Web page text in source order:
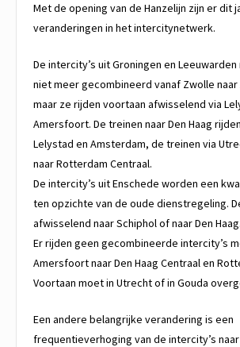
Met de opening van de Hanzelijn zijn er dit
veranderingen in het intercitynetwerk.
De intercity’s uit Groningen en
niet meer gecombineerd vanaf Zwolle
maar ze rijden voortaan afwisselend via
Amersfoort. De treinen naar Den Haag
Lelystad en Amsterdam, de treinen via
naar Rotterdam Centraal.
De intercity’s uit Enschede worden een
ten opzichte van de oude dienstregeling.
afwisselend naar Schiphol of naar Den Haag.
Er rijden geen gecombineerde intercity’s
Amersfoort naar Den Haag Centraal en
Voortaan moet in Utrecht of in Gouda
Een andere belangrijke verandering is een
frequentieverhoging van de intercity’s naar